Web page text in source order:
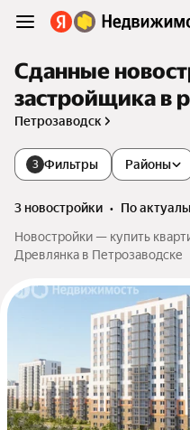
Сданные
застройщика в
Петрозаводск
3 Фильтры Районы
3 новостройки •
по
Новостройки — купить
Древлянка в Петрозаводске